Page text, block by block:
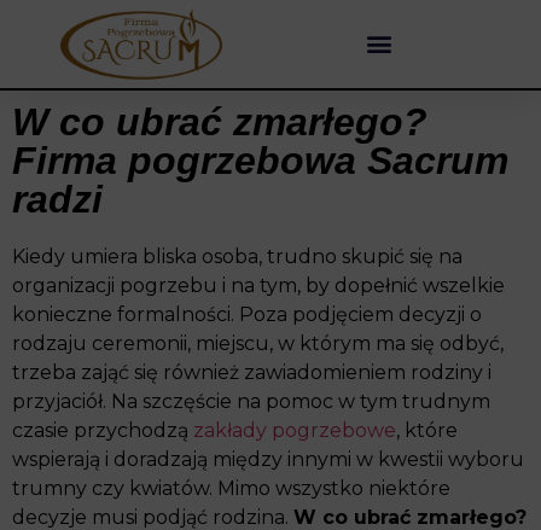
W co ubrać zmarłego?
Firma pogrzebowa Sacrum
radzi
Kiedy umiera bliska osoba, trudno skupić się na
organizacji pogrzebu i na tym, by dopełnić wszelkie
konieczne formalności. Poza podjęciem decyzji o
rodzaju ceremonii, miejscu, w którym ma się odbyć,
trzeba zająć się również zawiadomieniem rodziny i
przyjaciół. Na szczęście na pomoc w tym trudnym
czasie przychodzą zakłady pogrzebowe, które
wspierają i doradzają między innymi w kwestii wyboru
trumny czy kwiatów. Mimo wszystko niektóre
decyzje musi podjąć rodzina. W co ubrać zmarłego?